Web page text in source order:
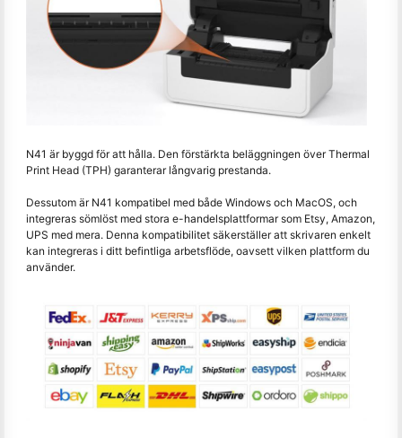
N41 är byggd för att hålla. Den förstärkta beläggningen över Thermal
Print Head (TPH) garanterar långvarig prestanda.
Dessutom är N41 kompatibel med både Windows och MacOS, och
integreras sömlöst med stora e-handelsplattformar som Etsy, Amazon,
UPS med mera. Denna kompatibilitet säkerställer att skrivaren enkelt
kan integreras i ditt befintliga arbetsflöde, oavsett vilken plattform du
använder.